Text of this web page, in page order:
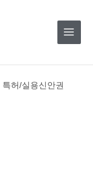
특허/실용신안권